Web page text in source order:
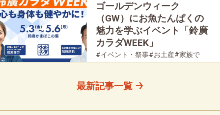
ゴールデンウィーク
（GW）にお魚たんぱくの
魅力を学ぶイベント「鈴廣
カラダWEEK」
#イベント・祭事#お土産#家族で
#友人グループで
最新記事一覧